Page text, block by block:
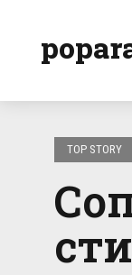
TOP STORY